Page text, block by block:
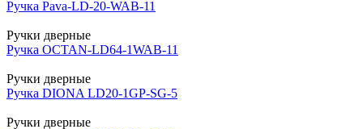
Ручка Pava-LD-20-WAB-11
Ручки дверные
Ручка OCTAN-LD64-1WAB-11
Ручки дверные
Ручка DIONA LD20-1GP-SG-5
Ручки дверные